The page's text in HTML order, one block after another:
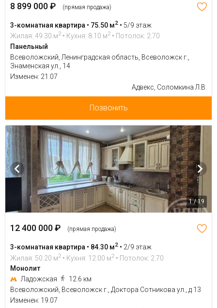
8 899 000 ₽ (прямая продажа)
3-комнатная квартира • 75.50 м2 • 5/9 этаж
Жилая: 49.30 м2 • Кухня: 8.10 м2 • Потолок: 2.70
Панельный
Всеволожский, Ленинградская область, Всеволожск г.,
Знаменская ул., 14
Изменен: 21.07
Адвекс, Соломкина Л.В.
Позвонить
1 / 19
12 400 000 ₽ (прямая продажа)
3-комнатная квартира • 84.30 м2 • 2/9 этаж
Жилая: 50.20 м2 • Кухня: 12.00 м2 • Потолок: 2.70
Монолит
Ладожская
12.6 км
Всеволожский, Всеволожск г., Доктора Сотникова ул., д 13
Изменен: 19.07